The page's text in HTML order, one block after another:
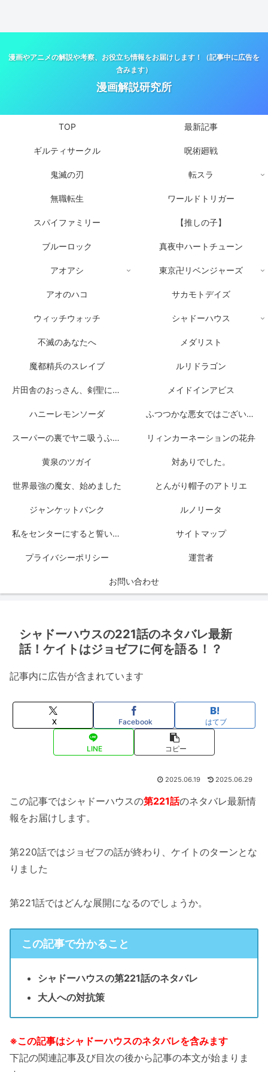
漫画やアニメの解説や考察、お役立ち情報をお届けします！（記事中に広告を
含みます）
漫画解説研究所
TOP 最新記事
ギルティサークル 呪術廻戦
鬼滅の刃 転スラ
無職転生 ワールドトリガー
スパイファミリー 【推しの子】
ブルーロック 真夜中ハートチューン
アオアシ 東京卍リベンジャーズ
アオのハコ サカモトデイズ
ウィッチウォッチ シャドーハウス
不滅のあなたへ メダリスト
魔都精兵のスレイブ ルリドラゴン
片田舎のおっさん、剣聖になる メイドインアビス
ハニーレモンソーダ ふつつかな悪女ではございますが
スーパーの裏でヤニ吸うふたり リィンカーネーションの花弁
黄泉のツガイ 対ありでした。
世界最強の魔女、始めました とんがり帽子のアトリエ
ジャンケットバンク ルノリータ
私をセンターにすると誓いますか？ サイトマップ
プライバシーポリシー 運営者
お問い合わせ
シャドーハウスの221話のネタバレ最新
話！ケイトはジョゼフに何を語る！？
記事内に広告が含まれています
X Facebook はてブ
LINE コピー
2025.06.19 2025.06.29
この記事ではシャドーハウスの第221話のネタバレ最新情
報をお届けします。
第220話ではジョゼフの話が終わり、ケイトのターンとな
りました
第221話ではどんな展開になるのでしょうか。
この記事で分かること
シャドーハウスの第221話のネタバレ
大人への対抗策
※この記事はシャドーハウスのネタバレを含みます
下記の関連記事及び目次の後から記事の本文が始まりま